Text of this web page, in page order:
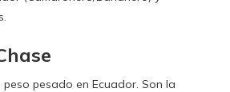
pesado en Ecuador. Son la